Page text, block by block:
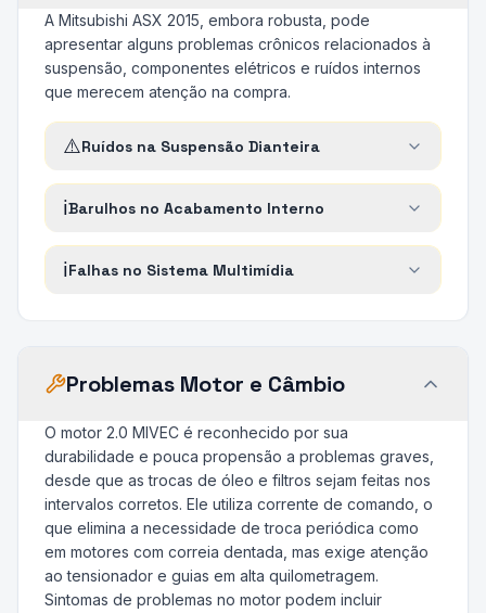
A Mitsubishi ASX 2015, embora robusta, pode
apresentar alguns problemas crônicos relacionados à
suspensão, componentes elétricos e ruídos internos
que merecem atenção na compra.
⚠️Ruídos na Suspensão Dianteira
ℹ️Barulhos no Acabamento Interno
ℹ️Falhas no Sistema Multimídia
Problemas Motor e Câmbio
O motor 2.0 MIVEC é reconhecido por sua
durabilidade e pouca propensão a problemas graves,
desde que as trocas de óleo e filtros sejam feitas nos
intervalos corretos. Ele utiliza corrente de comando, o
que elimina a necessidade de troca periódica como
em motores com correia dentada, mas exige atenção
ao tensionador e guias em alta quilometragem.
Sintomas de problemas no motor podem incluir